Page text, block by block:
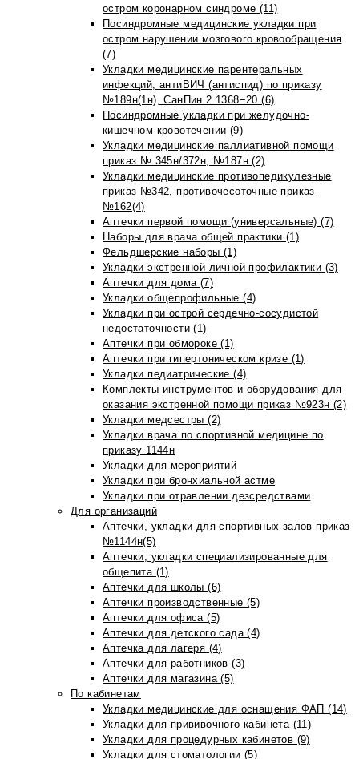
остром коронарном синдроме (11)
Посиндромные медицинские укладки при
остром нарушении мозгового кровообращения
(7)
Укладки медицинские парентеральных
инфекций, антиВИЧ (антиспид) по приказу
№189н(1н), СанПин 2.1368−20 (6)
Посиндромные укладки при желудочно-
кишечном кровотечении (9)
Укладки медицинские паллиативной помощи
приказ № 345н/372н, №187н (2)
Укладки медицинские противопедикулезные
приказ №342, противочесоточные приказ
№162(4)
Аптечки первой помощи (универсальные) (7)
Наборы для врача общей практики (1)
Фельдшерские наборы (1)
Укладки экстренной личной профилактики (3)
Аптечки для дома (7)
Укладки общепрофильные (4)
Укладки при острой сердечно-сосудистой
недостаточности (1)
Аптечки при обмороке (1)
Аптечки при гипертоническом кризе (1)
Укладки педиатрические (4)
Комплекты инструментов и оборудования для
оказания экстренной помощи приказ №923н (2)
Укладки медсестры (2)
Укладки врача по спортивной медицине по
приказу 1144н
Укладки для мероприятий
Укладки при бронхиальной астме
Укладки при отравлении дезсредствами
Для организаций
Аптечки, укладки для спортивных залов приказ
№1144н(5)
Аптечки, укладки специализированные для
общепита (1)
Аптечки для школы (6)
Аптечки производственные (5)
Аптечки для офиса (5)
Аптечки для детского сада (4)
Аптечка для лагеря (4)
Аптечки для работников (3)
Аптечки для магазина (5)
По кабинетам
Укладки медицинские для оснащения ФАП (14)
Укладки для прививочного кабинета (11)
Укладки для процедурных кабинетов (9)
Укладки для стоматологии (5)